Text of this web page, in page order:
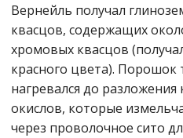
Вернейль получал
квасцов, содержащих
хромовых квасцов
красного цвета). Порошок
нагревался до
окислов, которые
через проволочное сито